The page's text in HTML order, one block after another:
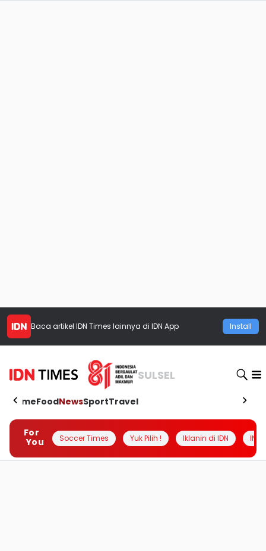
Baca artikel IDN Times lainnya di IDN App Install
SULSEL
HomeFoodNewsSportTravel
For
You
Soccer Times Yuk Pilih ! Iklanin di IDN